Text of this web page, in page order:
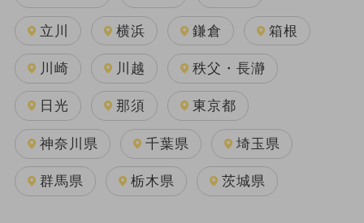
立川 横浜 鎌倉 箱根
川崎 川越 秩父・長瀞
日光 那須 東京都
神奈川県 千葉県 埼玉県
群馬県 栃木県 茨城県